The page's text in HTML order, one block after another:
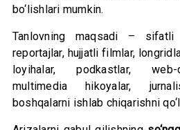
bo‘lishlari mumkin.
Tanlovning maqsadi – sifatli
reportajlar, hujjatli filmlar,
loyihalar, podkastlar, web-
multimedia hikoyalar,
boshqalarni ishlab chiqarishni